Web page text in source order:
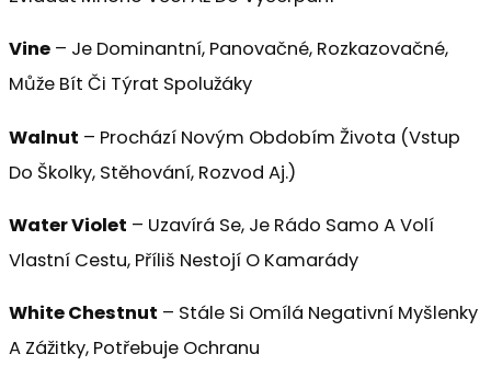
Vine – Je Dominantní, Panovačné, Rozkazovačné,
Může Bít Či Týrat Spolužáky
Walnut – Prochází Novým Obdobím Života (vstup
Do Školky, Stěhování, Rozvod Aj.)
Water Violet – Uzavírá Se, Je Rádo Samo A Volí
Vlastní Cestu, Příliš Nestojí O Kamarády
White Chestnut – Stále Si Omílá Negativní Myšlenky
A Zážitky, Potřebuje Ochranu